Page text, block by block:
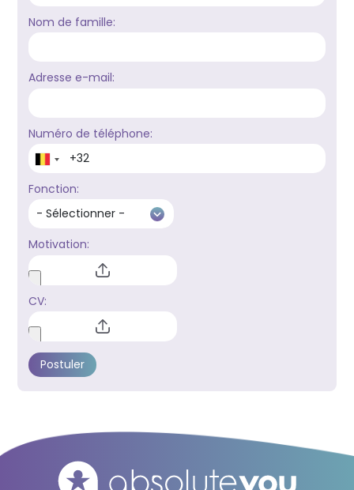
Nom de famille:
Adresse e-mail:
Numéro de téléphone:
Fonction:
Motivation:
CV: